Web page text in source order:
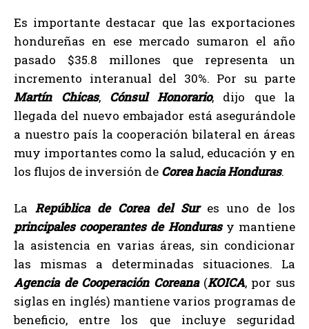
Es importante destacar que las exportaciones
hondureñas en ese mercado sumaron el año
pasado $35.8 millones que representa un
incremento interanual del 30%. Por su parte
Martín Chicas, Cónsul Honorario, dijo que la
llegada del nuevo embajador está asegurándole
a nuestro país la cooperación bilateral en áreas
muy importantes como la salud, educación y en
los flujos de inversión de Corea hacia Honduras.
La República de Corea del Sures uno de los
principales cooperantes de Honduras y mantiene
la asistencia en varias áreas, sin condicionar
las mismas a determinadas situaciones. La
Agencia de Cooperación Coreana (KOICA, por sus
siglas en inglés) mantiene varios programas de
beneficio, entre los que incluye seguridad